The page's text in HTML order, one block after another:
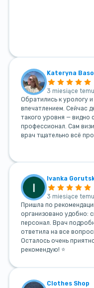
Kateryna
3 miesiące temu
Обратились к урологу
впечатлением. Сейчас
такого уровня — видно
профессионал. Сам
врач тщательно всё
Ivanka
3 miesiące temu
Пришла по
организовано удобно:
персонал. Врач
ответила на все
Осталось очень
рекомендую! ⭐
Clothes Shop